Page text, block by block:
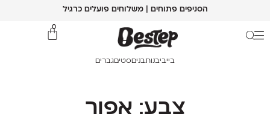
הסניפים פתוחים | משלוחים פועלים כרגיל
0
בייביבנות בנים סטיםגברים
צבע: אפור